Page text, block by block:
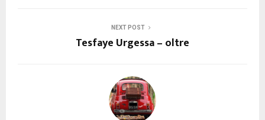
NEXT POST
Tesfaye Urgessa – oltre